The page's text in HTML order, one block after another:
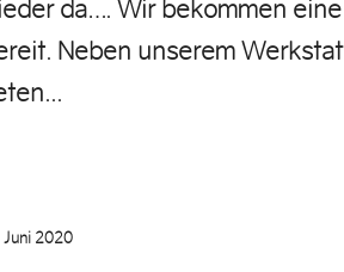
da…. Wir bekommen
Neben unserem
Juni 2020